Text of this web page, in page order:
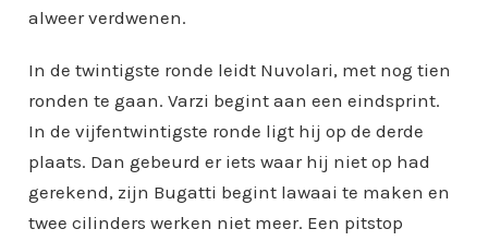
alweer verdwenen.
In de twintigste ronde leidt Nuvolari, met nog tien
ronden te gaan. Varzi begint aan een eindsprint.
In de vijfentwintigste ronde ligt hij op de derde
plaats. Dan gebeurd er iets waar hij niet op had
gerekend, zijn Bugatti begint lawaai te maken en
twee cilinders werken niet meer. Een pitstop